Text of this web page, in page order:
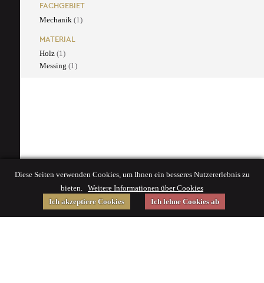
FACHGEBIET
Mechanik (1)
MATERIAL
Holz (1)
Messing (1)
Diese Seiten verwenden Cookies, um Ihnen ein besseres Nutzererlebnis zu
bieten. Weitere Informationen über Cookies
Ich akzeptiere Cookies
Ich lehne Cookies ab